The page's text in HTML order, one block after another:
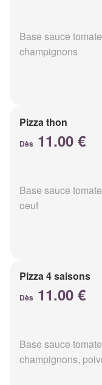
Base sauce
champignons
Pizza thon
Dès 11.00 €
Base sauce
oeuf
Pizza 4 saisons
Dès 11.00 €
Base sauce
champignons,